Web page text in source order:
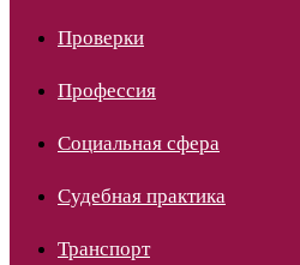
Проверки
Профессия
Социальная сфера
Судебная практика
Транспорт